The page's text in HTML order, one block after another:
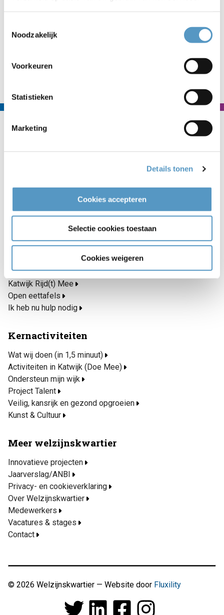
Noodzakelijk
Voorkeuren
Statistieken
Marketing
Details tonen
Cookies accepteren
Selectie cookies toestaan
Cookies weigeren
feestje van maakten! Natuurlijk ook een bedankje aan alle
vrijwilligers die geholpen hebben bij alle voorbereidingen
Contact
071 403 33 23
info@welzijnskwartier.nl
Inschrijven nieuwsbrief
Maaltijdservice
Katwijk Rijd(t) Mee
Open eettafels
Ik heb nu hulp nodig
Kernactiviteiten
Wat wij doen (in 1,5 minuut)
Activiteiten in Katwijk (Doe Mee)
Ondersteun mijn wijk
Project Talent
Veilig, kansrijk en gezond opgroeien
Kunst & Cultuur
Meer welzijnskwartier
Innovatieve projecten
Jaarverslag/ANBI
Privacy- en cookieverklaring
Over Welzijnskwartier
Medewerkers
Vacatures & stages
Contact
© 2026 Welzijnskwartier — Website door Fluxility